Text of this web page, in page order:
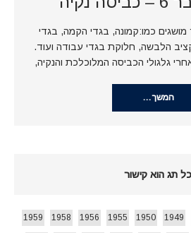
כמו:קמונה, בגדי הקמה, בגדי
הלבשה, חלוקת בגדי עבודה ועוד.
גלגולי הכביסה המלוכלכת והנקיה,
המשך…
כל תג הוא קישור
1949
1950
1955
1956
1958
1959